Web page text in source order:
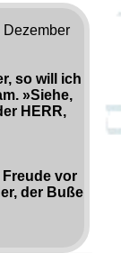
Dezember
so will ich
»Siehe,
HERR,
vor
der Buße